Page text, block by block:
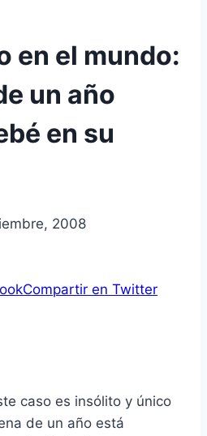
en el mundo:
un año
en su
2008
Compartir en Twitter
caso es insólito y único
de un año está